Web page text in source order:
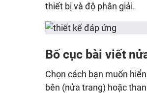
thiết bị và độ phân giải.
Bố cục bài viết
Chọn cách bạn muốn
bên (nửa trang) hoặc